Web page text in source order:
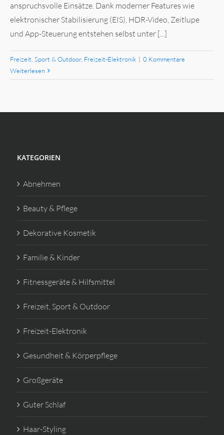
anspruchsvolle Einsätze. Dank moderner Features wie
elektronischer Stabilisierung (EIS), HDR-Video, Zeitlupe
und App-Steuerung entstehen selbst unter [...]
Freizeit, Sport & Outdoor, Freizeit-Elektronik | 0 Kommentare
Weiterlesen
KATEGORIEN
Abnehmen
Beauty & Pflege
Dekorative Kosmetik
Familie & Kinder
Fitnessgeräte & Hilfsmittel
Freizeit, Sport & Outdoor
Freizeit-Elektronik
Gesundheit & Körperpflege
Großgeräte
Guter Schlaf
Haar-Styling